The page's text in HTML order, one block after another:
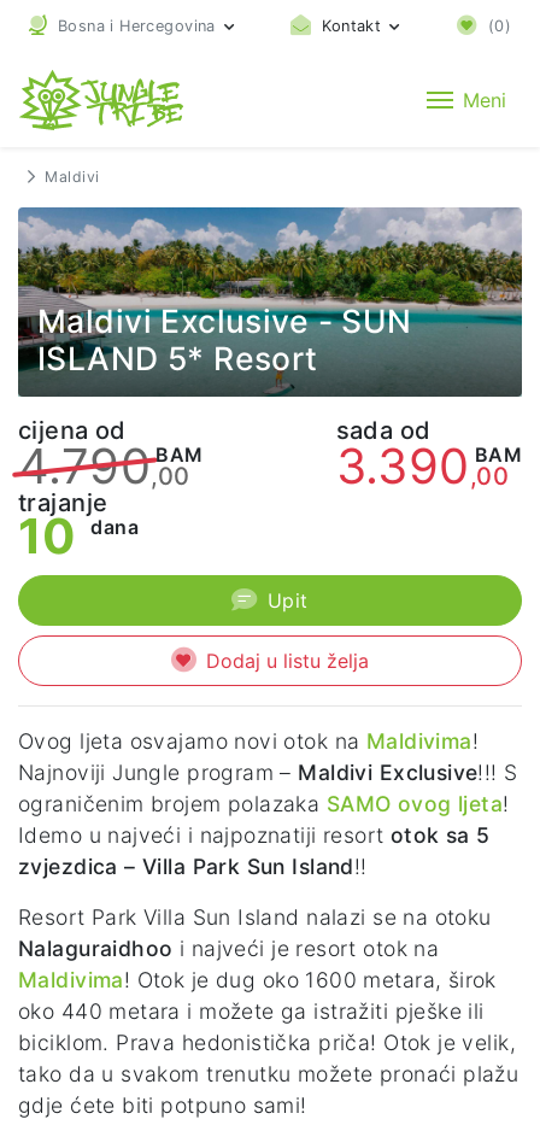
Bosna i Hercegovina Kontakt (0)
Meni
Maldivi
Maldivi Exclusive - SUN
ISLAND 5* Resort
cijena od
4.790 BAM
,00
sada od
3.390 BAM
,00
trajanje
10 dana
Upit
Dodaj u listu želja
Ovog ljeta osvajamo novi otok na Maldivima!
Najnoviji Jungle program – Maldivi Exclusive!!! S
ograničenim brojem polazaka SAMO ovog ljeta!
Idemo u najveći i najpoznatiji resort otok sa 5
zvjezdica – Villa Park Sun Island!!
Resort Park Villa Sun Island nalazi se na otoku
Nalaguraidhoo i najveći je resort otok na
Maldivima! Otok je dug oko 1600 metara, širok
oko 440 metara i možete ga istražiti pješke ili
biciklom. Prava hedonistička priča! Otok je velik,
tako da u svakom trenutku možete pronaći plažu
gdje ćete biti potpuno sami!